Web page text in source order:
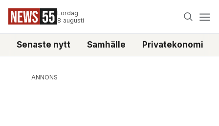
Lördag
8 augusti
Senaste nytt Samhälle Privatekonomi
ANNONS